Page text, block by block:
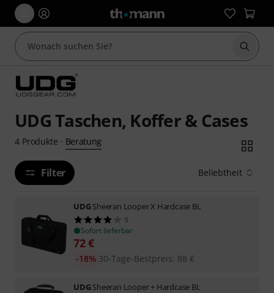
Suche
UDG Taschen, Koffer & Cases
4 Produkte · Beratung
Filter Beliebtheit
UDGSheeran Looper X Hardcase BL
5
Sofort lieferbar
72€
30-Tage-Bestpreis: 88 €
-18%
UDGSheeran Looper + Hardcase BL